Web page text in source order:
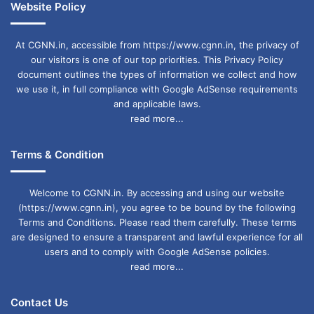
पथरिया लिखा मिला। पुलिस बाइक को लेकर उसी गैरेज में
पहुंची।
मैकेनिक नंदकिशोर साहू ने बाइक को देखकर बताया कि वो
बाइक डूमा पथरिया के चेतन साहू की है। इसके बाद पुलिस
बाइक को एक महीने पहले रावणभाठा जामुल के हृदेश यादव
इसके बाद पुलिस आरोपित हृदेश यादव तक पहुंची। आरोपित
आदतन बदमाश है। वो बदायूं में बाइक चोरी के मामले में जेल
जा चुका है। डेढ़ महीने से वो जामुल में रहकर मेशन का काम
Website Policy
At CGNN.in, accessible from https://www.cgnn.in, the privacy of
our visitors is one of our top priorities. This Privacy Policy
document outlines the types of information we collect and how
we use it, in full compliance with Google AdSense requirements
and applicable laws.
read more...
Terms & Condition
Welcome to CGNN.in. By accessing and using our website
(https://www.cgnn.in), you agree to be bound by the following
Terms and Conditions. Please read them carefully. These terms
are designed to ensure a transparent and lawful experience for all
users and to comply with Google AdSense policies.
read more...
Contact Us